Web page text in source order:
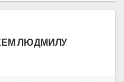
ЛЮДМИЛУ